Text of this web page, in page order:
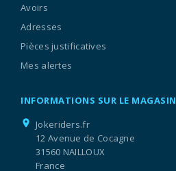
Avoirs
Adresses
Pièces justificatives
Mes alertes
INFORMATIONS SUR LE MAGASIN
location_on
Jokeriders.fr
12 Avenue de Cocagne
31560 NAILLOUX
France